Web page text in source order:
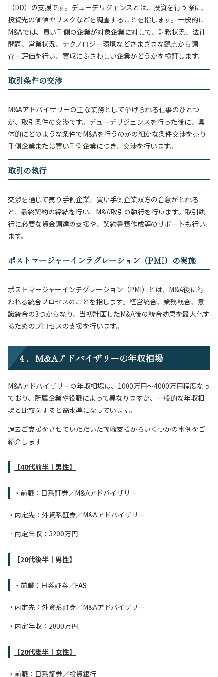
（DD）の支援です。デューデリジェンスとは、投資を行う際に、
投資先の価値やリスクなどを調査することを指します。一般的に
M&Aでは、買い手側の企業が対象企業に対して、財務状況、法律
問題、営業状況、テクノロジー環境などさまざまな観点から調
査・評価を行い、買収にふさわしい企業かどうかを検証します。
取引条件の交渉
M&Aアドバイザリーの主な業務として挙げられる仕事のひとつ
が、取引条件の交渉です。デューデリジェンスを行った後に、具
体的にどのような条件でM&Aを行うのかの細かな条件交渉を売り
手側企業または買い手側企業につき、交渉を行います。
取引の執行
交渉を通じて売り手側企業、買い手側企業双方の合意がとれる
と、最終契約の締結を行い、M&A取引の執行を行います。取引執
行に必要な資金調達の支援や、契約書類作成等のサポートも行い
ます。
ポストマージャーインテグレーション（PMI）の実施
ポストマージャーインテグレーション（PMI）とは、M&A後に行
われる統合プロセスのことを指します。経営統合、業務統合、意
識統合の3つからなり、当初計画したM&A後の統合効果を最大化す
るためのプロセスの支援を行います。
４．M&Aアドバイザリーの年収相場
M&Aアドバイザリーの年収相場は、1000万円〜4000万円程度なっ
ており、所属企業や役職によって異なりますが、一般的な年収相
場と比較をすると高水準になっています。
過去ご支援をさせていただいた転職支援からいくつかの事例をご
紹介します
【40代前半｜男性】
・前職：日系証券／M&Aアドバイザリー
・内定先：外資系証券／M&Aアドバイザリー
・内定年収：3200万円
【20代後半｜男性】
・前職：日系証券／FAS
・内定先：外資系証券／M&Aアドバイザリー
・内定年収：2000万円
【20代後半｜女性】
・前職：日系証券／投資銀行